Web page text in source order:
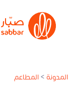
المدونة>المطاعم